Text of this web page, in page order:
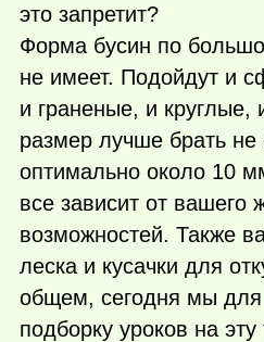
это запретит?
Форма бусин по
не имеет. Подойдут и
и граненые, и круглые,
размер лучше брать
оптимально около 10
все зависит от вашего
возможностей. Также
леска и кусачки для
общем, сегодня мы для
подборку уроков на